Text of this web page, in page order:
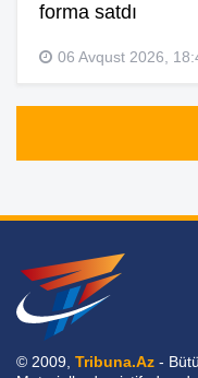
forma satdı
06 Avqust 2026,
© 2009, Tribuna.Az -